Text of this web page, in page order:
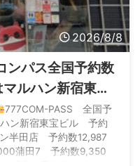
2026/8/8
ンパス全国予約数
ルハン新宿東宝
777COM-PASS 全国予
ハン新宿東宝ビル 予約
半田店 予約数12,987
蒲田7 予約数9,350